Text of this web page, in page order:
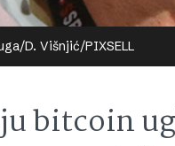
D. Višnjić/PIXSELL
bitcoin